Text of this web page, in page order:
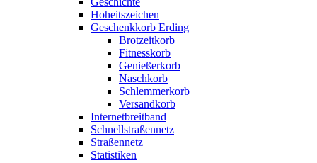
Hoheitszeichen
Geschenkkorb Erding
Brotzeitkorb
Fitnesskorb
Genießerkorb
Naschkorb
Schlemmerkorb
Versandkorb
Internetbreitband
Schnellstraßennetz
Straßennetz
Statistiken